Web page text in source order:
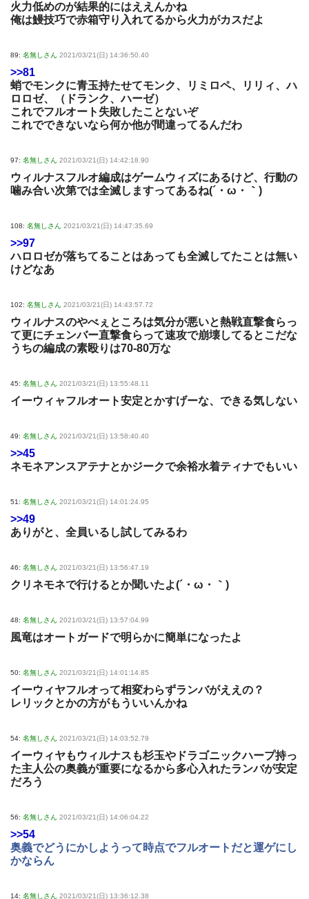
火力低めのが結果的にはええんかね
俺は鰻技巧で赤箱守り入れてるから火力がカスだよ
89: 名無しさん 2021/03/21(日) 14:36:50.40
>>81
蛸でモンクに青玉持たせてモンク、リミロペ、リリィ、ハ
ロロゼ、（ドランク、ハーゼ）
これでフルオート失敗したことないぞ
これでできないなら何か他が間違ってるんだわ
97: 名無しさん 2021/03/21(日) 14:42:18.90
ウィルナスフルオ編成はゲームウィズにあるけど、行動の
噛み合い次第では全滅しますってあるね(´・ω・｀)
108: 名無しさん 2021/03/21(日) 14:47:35.69
>>97
ハロロゼが落ちてることはあっても全滅してたことは無い
けどなあ
102: 名無しさん 2021/03/21(日) 14:43:57.72
ウィルナスのやべぇところは気分が悪いと熱戦直撃食らっ
て更にチェンバー直撃食らって速攻で崩壊してるとこだな
うちの編成の素殴りは70-80万な
45: 名無しさん 2021/03/21(日) 13:55:48.11
イーウィャフルオート安定とかすげーな、できる気しない
49: 名無しさん 2021/03/21(日) 13:58:40.40
>>45
ネモネアンスアテナとかジークで余裕水着ティナでもいい
51: 名無しさん 2021/03/21(日) 14:01:24.95
>>49
ありがと、全員いるし試してみるわ
46: 名無しさん 2021/03/21(日) 13:56:47.19
クリネモネで行けるとか聞いたよ(´・ω・｀)
48: 名無しさん 2021/03/21(日) 13:57:04.99
風竜はオートガードで明らかに簡単になったよ
50: 名無しさん 2021/03/21(日) 14:01:14.85
イーウィヤフルオって相変わらずランバがええの？
レリックとかの方がもういいんかね
54: 名無しさん 2021/03/21(日) 14:03:52.79
イーウィヤもウィルナスも杉玉やドラゴニックハープ持っ
た主人公の奥義が重要になるから多心入れたランバが安定
だろう
56: 名無しさん 2021/03/21(日) 14:06:04.22
>>54
奥義でどうにかしようって時点でフルオートだと運ゲにし
かならん
14: 名無しさん 2021/03/21(日) 13:36:12.38